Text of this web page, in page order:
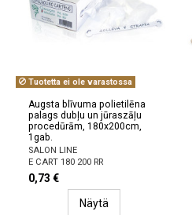
Tuotetta ei ole varastossa
Augsta blīvuma polietilēna
palags dubļu un jūraszāļu
procedūrām, 180x200cm,
1gab.
SALON LINE
E CART 180 200 RR
0,73 €
Näytä